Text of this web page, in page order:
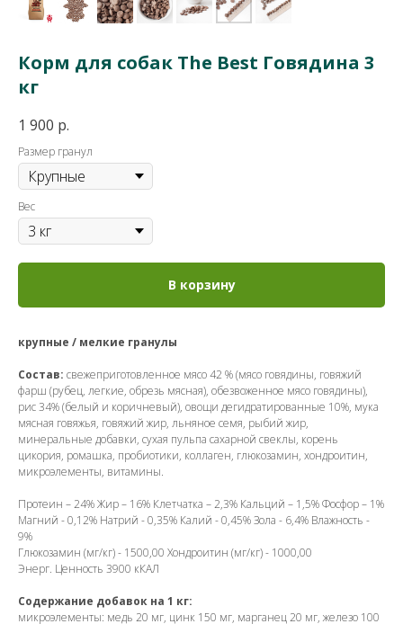
Корм для собак The Best Говядина 3
кг
1 900 р.
Размер гранул
Вес
В корзину
крупные / мелкие гранулы
Состав: свежеприготовленное мясо 42 % (мясо говядины, говяжий
фарш (рубец, легкие, обрезь мясная), обезвоженное мясо говядины),
рис 34% (белый и коричневый), овощи дегидратированные 10%, мука
мясная говяжья, говяжий жир, льняное семя, рыбий жир,
минеральные добавки, сухая пульпа сахарной свеклы, корень
цикория, ромашка, пробиотики, коллаген, глюкозамин, хондроитин,
микроэлементы, витамины.
Протеин – 24% Жир – 16% Клетчатка – 2,3% Кальций – 1,5% Фосфор – 1%
Магний - 0,12% Натрий - 0,35% Калий - 0,45% Зола - 6,4% Влажность -
9%
Глюкозамин (мг/кг) - 1500,00 Хондроитин (мг/кг) - 1000,00
Энерг. Ценность 3900 кКАЛ
Содержание добавок на 1 кг:
микроэлементы: мeдь 20 мг, цинк 150 мг, марганец 20 мг, жeлeзo 100